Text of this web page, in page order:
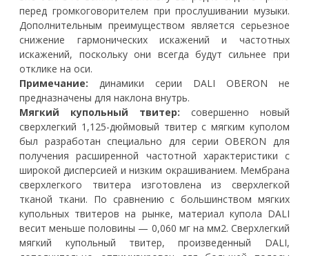
перед громкоговорителем при прослушивании музыки.
Дополнительным преимуществом является серьезное
снижение гармонических искажений и частотных
искажений, поскольку они всегда будут сильнее при
отклике на оси.
Примечание: динамики серии DALI OBERON не
предназначены для наклона внутрь.
Мягкий купольный твитер: совершенно новый
сверхлегкий 1,125-дюймовый твитер с мягким куполом
был разработан специально для серии OBERON для
получения расширенной частотной характеристики с
широкой дисперсией и низким окрашиванием. Мембрана
сверхлегкого твитера изготовлена ​​из сверхлегкой
тканой ткани. По сравнению с большинством мягких
купольных твитеров на рынке, материал купола DALI
весит меньше половины — 0,060 мг на мм2. Сверхлегкий
мягкий купольный твитер, произведенный DALI,